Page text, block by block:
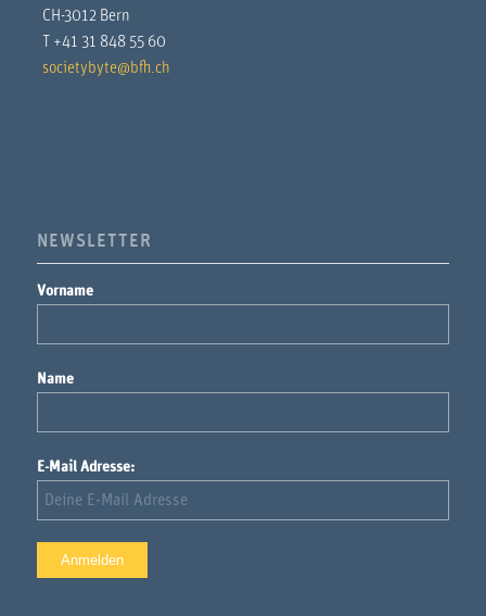
CH-3012 Bern
T +41 31 848 55 60
societybyte@bfh.ch
NEWSLETTER
Vorname
Name
E-Mail Adresse: